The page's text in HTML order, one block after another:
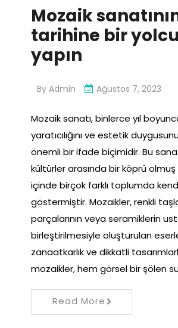
Mozaik
tarihine bir
yapın
By Admin Ağustos 7, 2023
Mozaik sanatı, binlerce yıl
yaratıcılığını ve estetik
önemli bir ifade biçimidir. Bu
kültürler arasında bir köprü
içinde birçok farklı toplumda
göstermiştir. Mozaikler, renkli
parçalarının veya seramiklerin
birleştirilmesiyle oluşturulan
zanaatkarlık ve dikkatli
mozaikler, hem görsel bir şölen
Read More